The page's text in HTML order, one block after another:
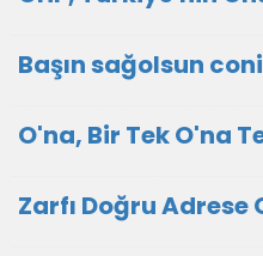
Başın sağolsun
O'na, Bir Tek O'na
Zarfı Doğru Adrese